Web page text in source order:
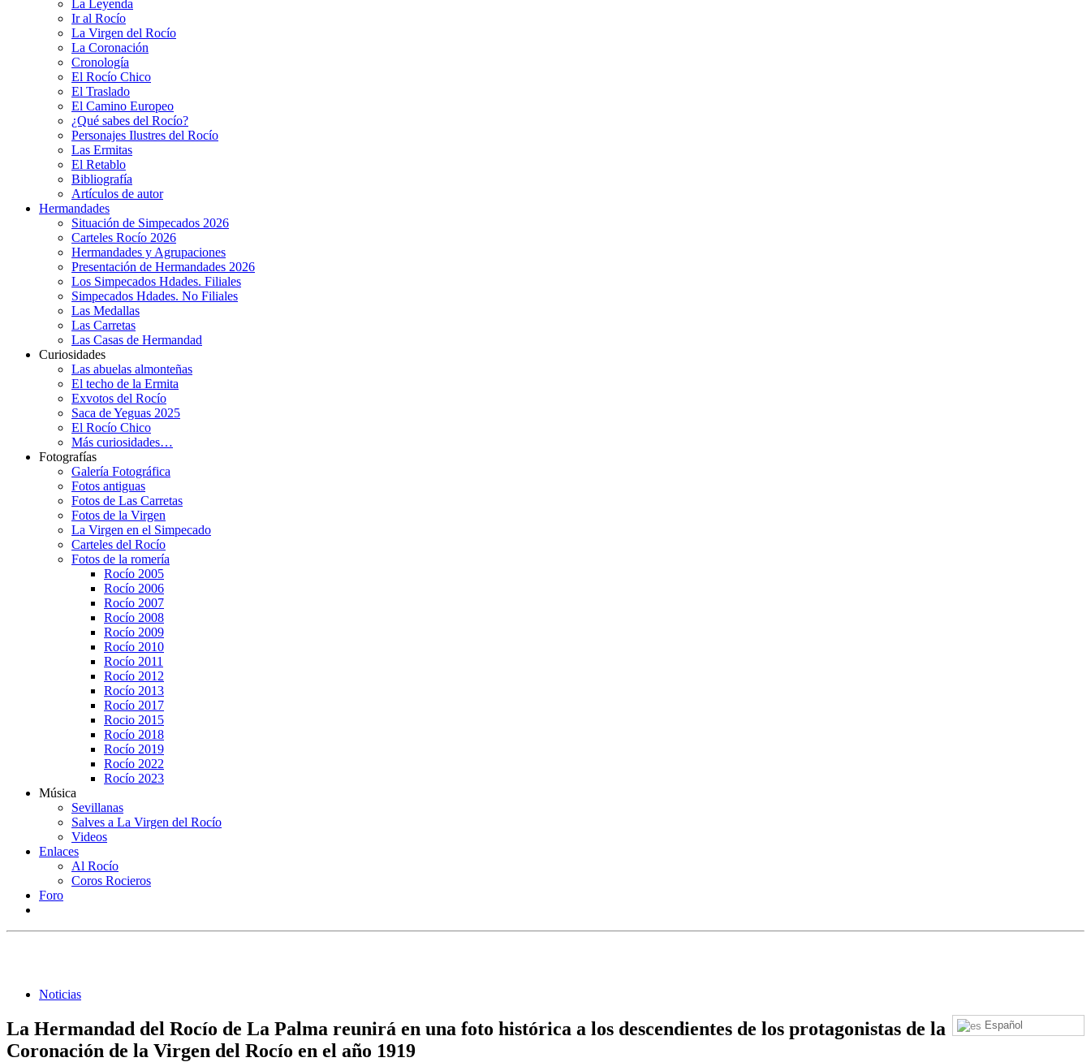
La Leyenda
Ir al Rocío
La Virgen del Rocío
La Coronación
Cronología
El Rocío Chico
El Traslado
El Camino Europeo
¿Qué sabes del Rocío?
Personajes Ilustres del Rocío
Las Ermitas
El Retablo
Bibliografía
Artículos de autor
Hermandades
Situación de Simpecados 2026
Carteles Rocío 2026
Hermandades y Agrupaciones
Presentación de Hermandades 2026
Los Simpecados Hdades. Filiales
Simpecados Hdades. No Filiales
Las Medallas
Las Carretas
Las Casas de Hermandad
Curiosidades
Las abuelas almonteñas
El techo de la Ermita
Exvotos del Rocío
Saca de Yeguas 2025
El Rocío Chico
Más curiosidades…
Fotografías
Galería Fotográfica
Fotos antiguas
Fotos de Las Carretas
Fotos de la Virgen
La Virgen en el Simpecado
Carteles del Rocío
Fotos de la romería
Rocío 2005
Rocío 2006
Rocío 2007
Rocío 2008
Rocío 2009
Rocío 2010
Rocío 2011
Rocío 2012
Rocío 2013
Rocío 2017
Rocio 2015
Rocío 2018
Rocío 2019
Rocío 2022
Rocío 2023
Música
Sevillanas
Salves a La Virgen del Rocío
Videos
Enlaces
Al Rocío
Coros Rocieros
Foro
Noticias
Español
La Hermandad del Rocío de La Palma reunirá en una foto histórica a los descendientes de los protagonistas de la
Coronación de la Virgen del Rocío en el año 1919